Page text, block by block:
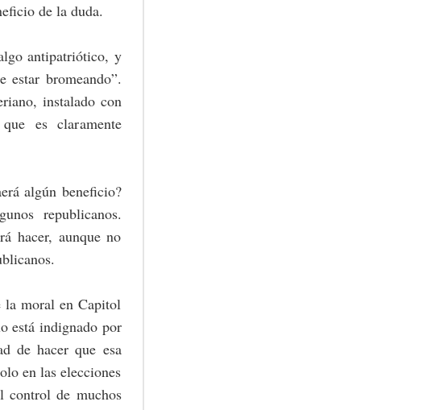
de la duda.
antipatriótico, y
estar bromeando”.
instalado con
es claramente
algún beneficio?
republicanos.
hacer, aunque no
la moral en Capitol
está indignado por
de hacer que esa
en las elecciones
control de muchos